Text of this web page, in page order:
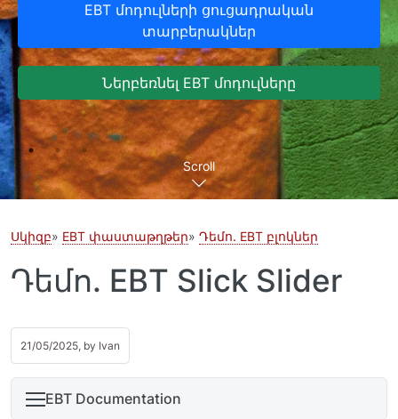
EBT մոդուլների ցուցադրական
տարբերակներ
Ներբեռնել EBT մոդուլները
Scroll
Սկիզբ EBT փաստաթղթեր Դեմո. EBT բլոկներ
Դեմո. EBT Slick Slider
21/05/2025, by Ivan
EBT Documentation